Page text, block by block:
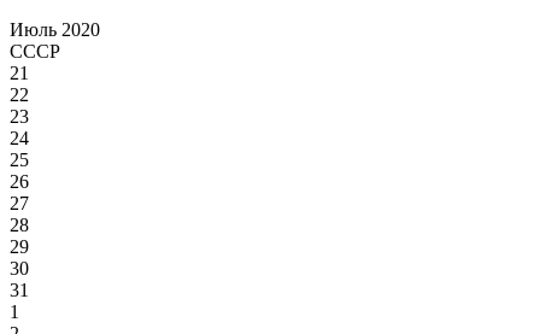
Июль 2020
СССР
21
22
23
24
25
26
27
28
29
30
31
1